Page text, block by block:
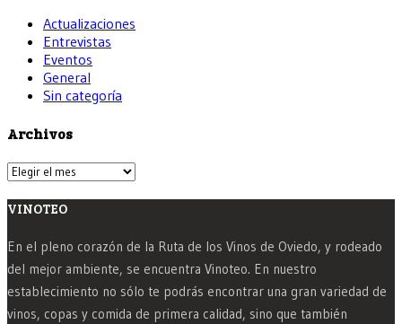
Actualizaciones
Entrevistas
Eventos
General
Sin categoría
Archivos
Archivos
VINOTEO
En el pleno corazón de la Ruta de los Vinos de Oviedo, y rodeado
del mejor ambiente, se encuentra Vinoteo. En nuestro
establecimiento no sólo te podrás encontrar una gran variedad de
vinos, copas y comida de primera calidad, sino que también